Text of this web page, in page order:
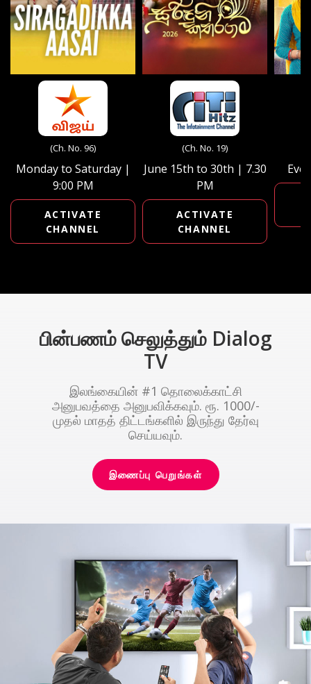
(Ch. No. 96)
Monday to Saturday |
9:00 PM
ACTIVATE
CHANNEL
(Ch. No. 19)
June 15th to 30th | 7.30
PM
ACTIVATE
CHANNEL
பின்பணம் செலுத்தும் Dialog
TV
இலங்கையின் #1 தொலைக்காட்சி
அனுபவத்தை அனுபவிக்கவும். ரூ. 1000/-
முதல் மாதத் திட்டங்களில் இருந்து தேர்வு
செய்யவும்.
இணைப்பு பெறுங்கள்